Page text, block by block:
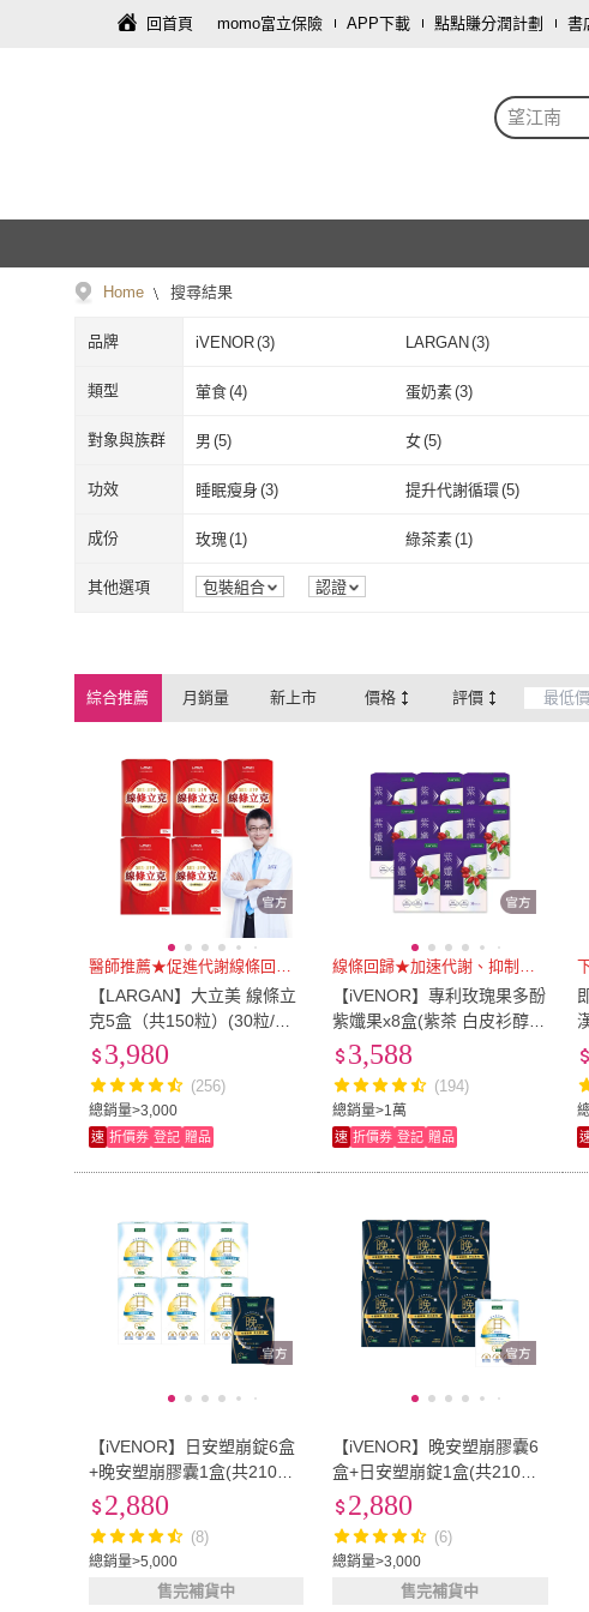
回首頁 momo富立保險 APP下載 點點賺分潤計劃 書
望江南
Home 搜尋結果
品牌 iVENOR(3) LARGAN(3)
iVENOR LARGAN
類型 葷食(4) 蛋奶素(3)
葷食 蛋奶素
對象與族群 男 (5) 女(5)
男(5) 女(5)
功效 睡眠瘦身 (3) 提升代謝循環(5)
其他 (4)
睡眠瘦身 提升代謝循環
其他(4)
成份 玫瑰 (1) 綠茶素(1)
其它(2)
玫瑰(1)
其他選項 包裝組合 認證
綜合推薦 月銷量 新上市 價格 評價
醫師推薦★促進代謝線條回歸★
【LARGAN】大立美 線條立
克5盒（共150粒）(30粒/盒
專科醫師&營養師推薦)
總銷量>3,000
3,980
(256)
速 折價券 登記 贈品
線條回歸★加速代謝、抑制囤積
【iVENOR】專利玫瑰果多酚
紫孅果x8盒(紫茶 白皮衫醇
抑制囤積)
總銷量>1萬
3,588
(194)
速 折價券 登記 贈品
【iVENOR】日安塑崩錠6盒
+晚安塑崩膠囊1盒(共210粒
保健禮盒)
總銷量>5,000
2,880
(8)
售完補貨中
【iVENOR】晚安塑崩膠囊6
盒+日安塑崩錠1盒(共210粒
保健禮盒)
總銷量>3,000
2,880
(6)
售完補貨中